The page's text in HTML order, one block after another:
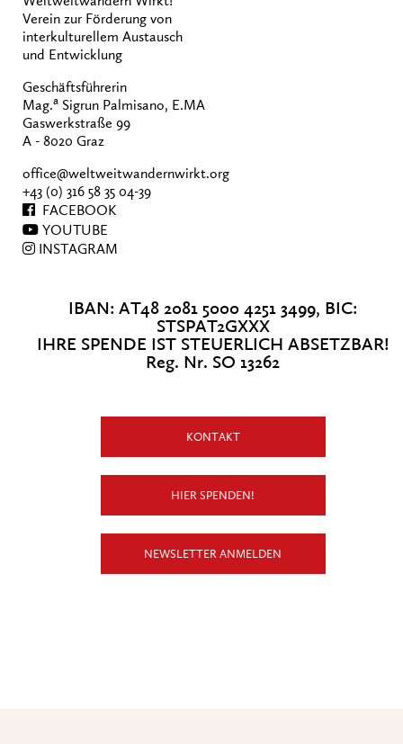
Verein zur Förderung von
interkulturellem Austausch
und Entwicklung
Geschäftsführerin
Mag.a Sigrun Palmisano, E.MA
Gaswerkstraße 99
A - 8020 Graz
office@weltweitwandernwirkt.org
+43 (0) 316 58 35 04-39
FACEBOOK
YOUTUBE
INSTAGRAM
IBAN: AT48 2081 5000 4251 3499, BIC:
STSPAT2GXXX
IHRE SPENDE IST STEUERLICH ABSETZBAR!
Reg. Nr. SO 13262
KONTAKT
HIER SPENDEN!
NEWSLETTER ANMELDEN